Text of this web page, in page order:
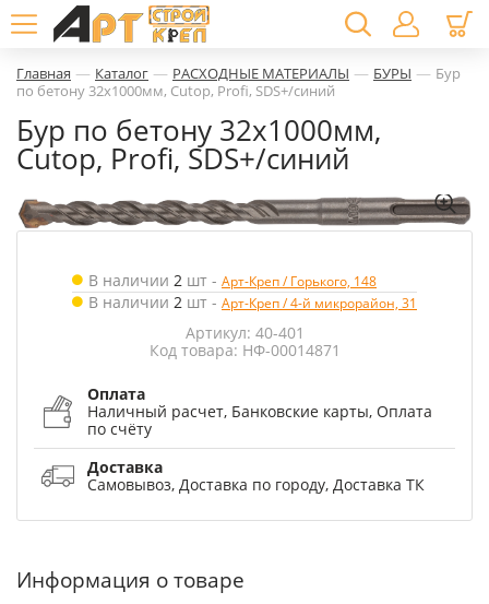
Главная — Каталог — РАСХОДНЫЕ МАТЕРИАЛЫ — БУРЫ — Бур
по бетону 32х1000мм, Cutop, Profi, SDS+/синий
Бур по бетону 32х1000мм,
Cutop, Profi, SDS+/синий
В наличии 2 шт - Арт-Креп / Горького, 148
В наличии 2 шт - Арт-Креп / 4-й микрорайон, 31
Артикул: 40-401
Код товара: НФ-00014871
Оплата
Наличный расчет, Банковские карты, Оплата
по счёту
Доставка
Самовывоз, Доставка по городу, Доставка ТК
Информация о товаре